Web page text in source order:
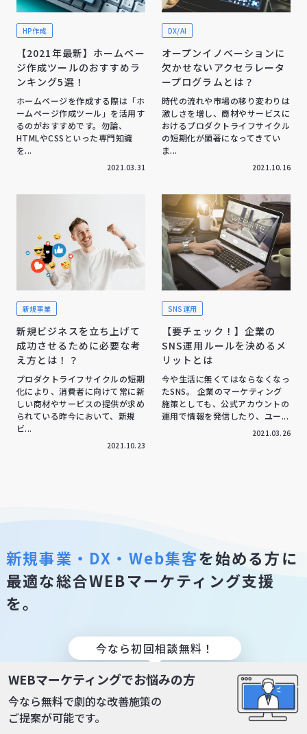
HP作成
【2021年最新】ホームペー
ジ作成ツールのおすすめラ
ンキング5選！
ホームページを作成する際は「ホ
ームページ作成ツール」を活用す
るのがおすすめです。勿論、
HTMLやCSSといった専門知識
を...
2021.03.31
DX/AI
オープンイノベーションに
欠かせないアクセラレータ
ープログラムとは？
時代の流れや市場の移り変わりは
激しさを増し、商材やサービスに
おけるプロダクトライフサイクル
の短期化が顕著になってきてい
ま...
2021.10.16
新規事業
新規ビジネスを立ち上げて
成功させるために必要な考
え方とは！？
プロダクトライフサイクルの短期
化により、消費者に向けて常に新
しい商材やサービスの提供が求め
られている昨今において、新規
ビ...
2021.10.23
SNS運用
【要チェック！】企業の
SNS運用ルールを決めるメ
リットとは
今や生活に無くてはならなくなっ
たSNS。 企業のマーケティング
施策としても、公式アカウントの
運用で情報を発信したり、ユー...
2021.03.26
WEBマーケティングでお悩みの方
今なら無料で劇的な改善施策の
ご提案が可能です。
新規事業・DX・Web集客を始める方に
最適な総合WEBマーケティング支援
を。
今なら初回相談無料！
無料で資料請求する お問い合わせをする